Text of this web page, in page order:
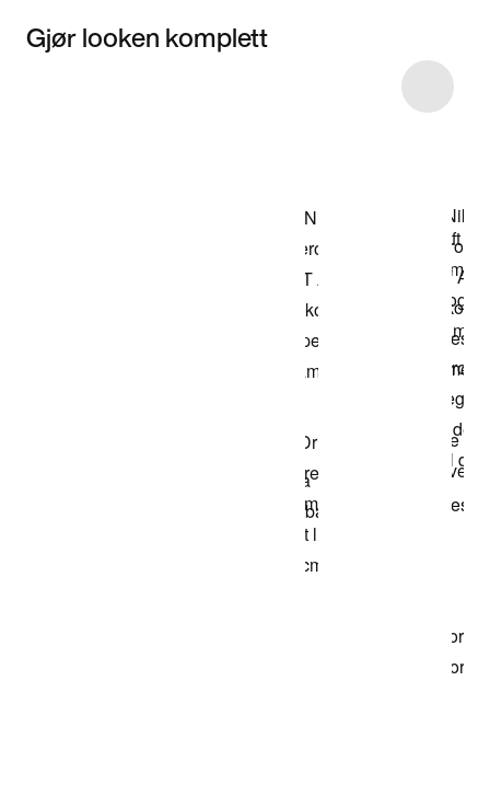
Gjør looken komplett